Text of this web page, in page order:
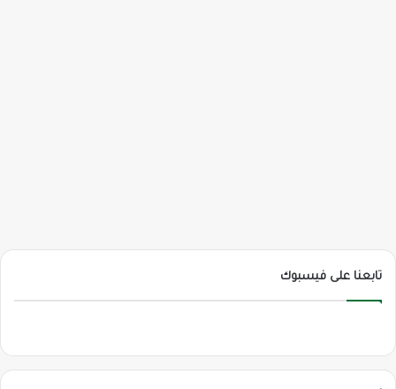
تابعنا على فيسبوك